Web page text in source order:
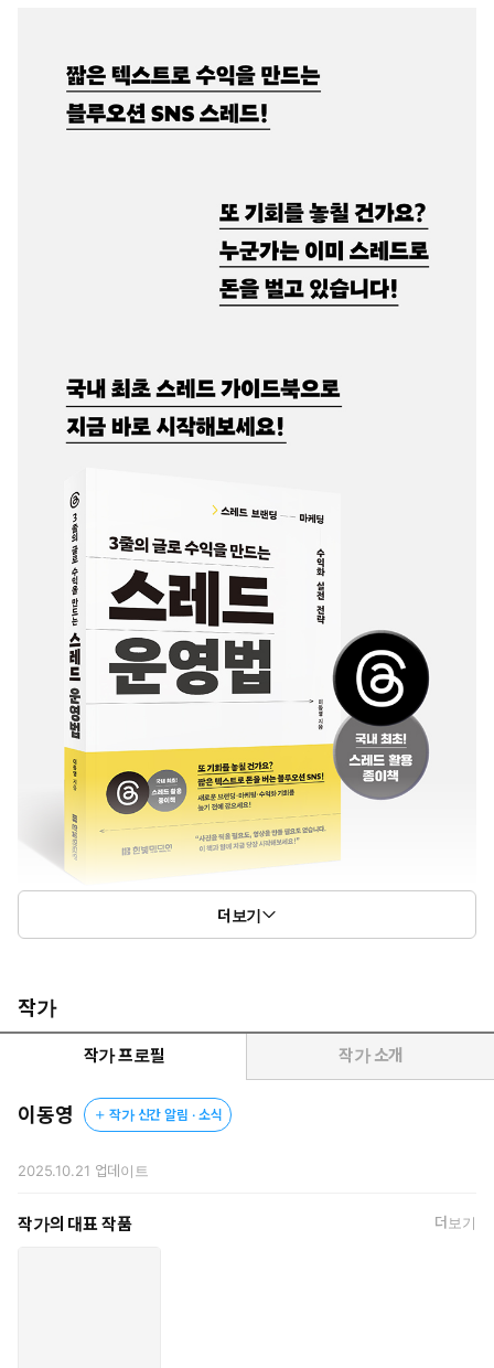
더보기
작가
작가 프로필 작가 소개
이동영 작가 신간 알림 · 소식
2025.10.21 업데이트
작가의 대표 작품 더보기